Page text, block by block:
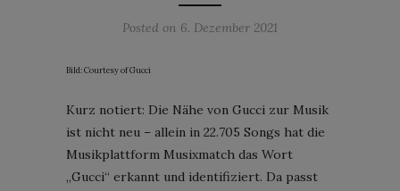
Posted on 6. Dezember 2021
Bild: Courtesy of Gucci
Kurz notiert: Die Nähe von Gucci zur Musik
ist nicht neu – allein in 22.705 Songs hat die
Musikplattform Musixmatch das Wort
„Gucci“ erkannt und identifiziert. Da passt